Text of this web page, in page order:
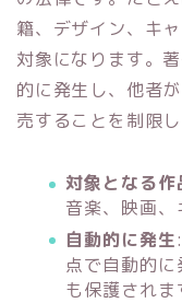
籍、デザイン、キ
対象になります。
的に発生し、他者
売することを制限し
対象となる作
音楽、映画
自動的に発生
点で自動的
も保護されま